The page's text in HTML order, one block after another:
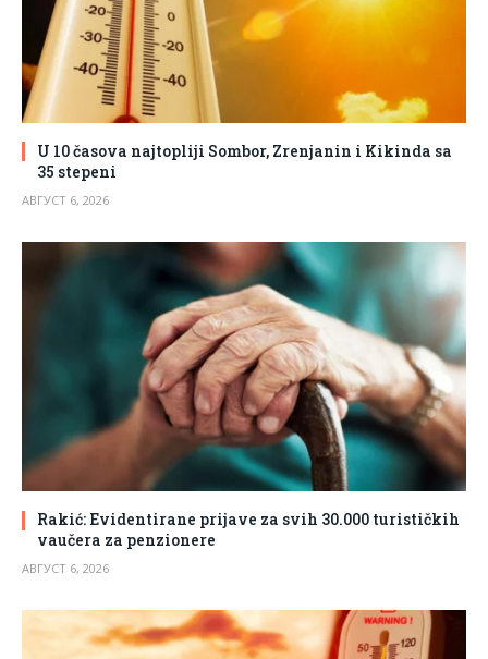
U 10 časova najtopliji Sombor, Zrenjanin i Kikinda sa
35 stepeni
АВГУСТ 6, 2026
Rakić: Evidentirane prijave za svih 30.000 turističkih
vaučera za penzionere
АВГУСТ 6, 2026